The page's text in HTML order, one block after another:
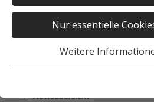
Nur essentielle
Weitere
Newsübersicht